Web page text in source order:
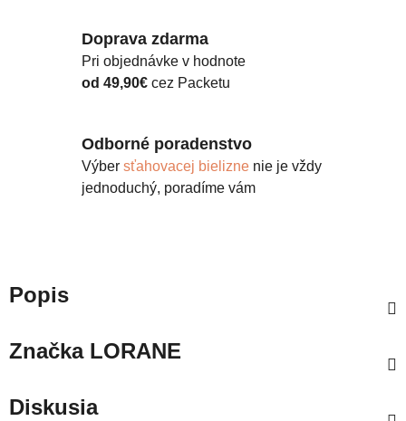
Doprava zdarma
Pri objednávke v hodnote
od 49,90€ cez Packetu
Odborné poradenstvo
Výber sťahovacej bielizne nie je vždy
jednoduchý, poradíme vám
Popis
ZnačkaLORANE
Diskusia